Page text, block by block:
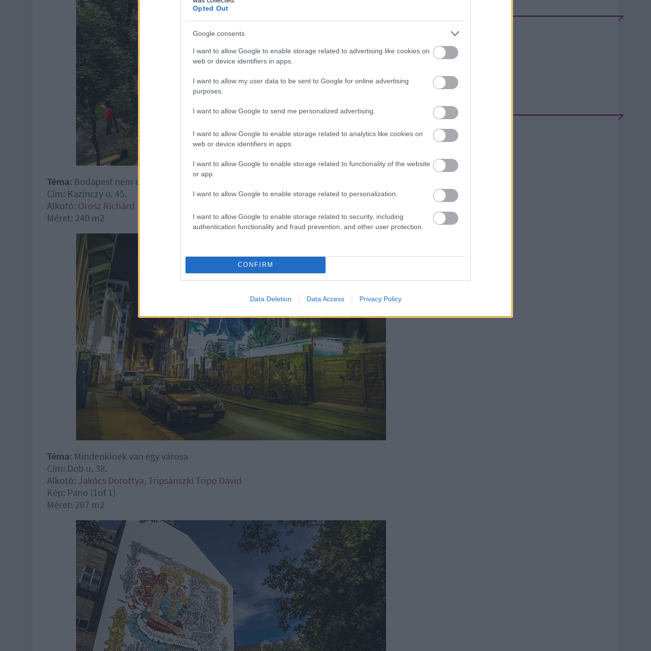
Opted Out
Google consents
I want to allow Google to enable storage related to advertising like cookies on
web or device identifiers in apps.
I want to allow my user data to be sent to Google for online advertising
purposes.
I want to allow Google to send me personalized advertising.
I want to allow Google to enable storage related to analytics like cookies on
web or device identifiers in apps.
I want to allow Google to enable storage related to functionality of the website
or app.
I want to allow Google to enable storage related to personalization.
I want to allow Google to enable storage related to security, including
authentication functionality and fraud prevention, and other user protection.
CONFIRM
Data Deletion Data Access Privacy Policy
Téma: Budapest nem ekkora
Cím: Kazinczy u. 45.
Alkotó: Orosz Richárd
Méret: 240 m2
Téma: Mindenkinek van egy városa
Cím: Dob u. 38.
Alkotó: Jakócs Dorottya, Tripsánszki Tripo Dávid
Kép: Pano (1of 1)
Méret: 207 m2
Atom
BELÉPÉS
Belépés
Regisztráció